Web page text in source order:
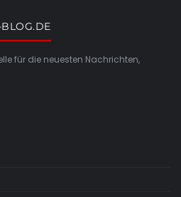
für die neuesten Nachrichten,